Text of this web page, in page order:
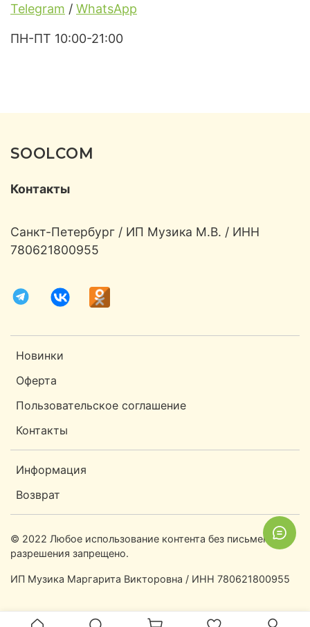
Telegram / WhatsApp
ПН-ПТ 10:00-21:00
SOOLCOM
Новинки
Оферта
Пользовательское соглашение
Контакты
Информация
Возврат
Контакты
Санкт-Петербург / ИП Музика М.В. / ИНН
780621800955
© 2022 Любое использование контента без письменного
разрешения запрещено.
ИП Музика Маргарита Викторовна / ИНН 780621800955